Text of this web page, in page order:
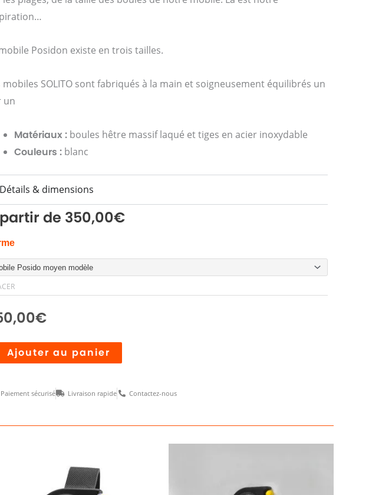
Posidon existe en trois tailles.
mobiles SOLITO sont fabriqués à la main et soigneusement équilibrés un
un
Matériaux : boules hêtre massif laqué et tiges en acier inoxydable
Couleurs : blanc
Détails & dimensions
de 350,00€
€
Ajouter au panier
Paiement sécurisé Livraison rapide Contactez-nous